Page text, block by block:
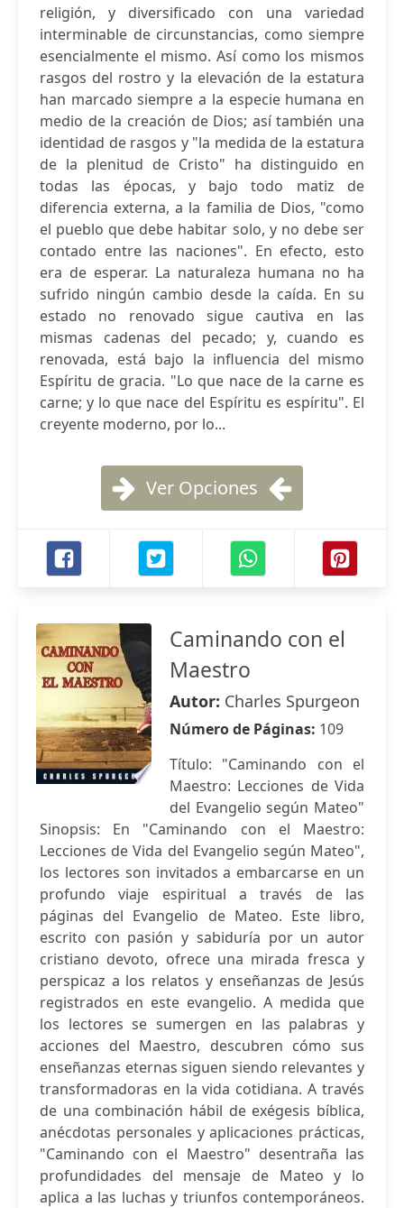
religión, y diversificado con una variedad
interminable de circunstancias, como siempre
esencialmente el mismo. Así como los mismos
rasgos del rostro y la elevación de la estatura
han marcado siempre a la especie humana en
medio de la creación de Dios; así también una
identidad de rasgos y "la medida de la estatura
de la plenitud de Cristo" ha distinguido en
todas las épocas, y bajo todo matiz de
diferencia externa, a la familia de Dios, "como
el pueblo que debe habitar solo, y no debe ser
contado entre las naciones". En efecto, esto
era de esperar. La naturaleza humana no ha
sufrido ningún cambio desde la caída. En su
estado no renovado sigue cautiva en las
mismas cadenas del pecado; y, cuando es
renovada, está bajo la influencia del mismo
Espíritu de gracia. "Lo que nace de la carne es
carne; y lo que nace del Espíritu es espíritu". El
creyente moderno, por lo...
Ver Opciones
Caminando con el
Maestro
Autor: Charles Spurgeon
Número de Páginas: 109
Título: "Caminando con el
Maestro: Lecciones de Vida
del Evangelio según Mateo"
Sinopsis: En "Caminando con el Maestro:
Lecciones de Vida del Evangelio según Mateo",
los lectores son invitados a embarcarse en un
profundo viaje espiritual a través de las
páginas del Evangelio de Mateo. Este libro,
escrito con pasión y sabiduría por un autor
cristiano devoto, ofrece una mirada fresca y
perspicaz a los relatos y enseñanzas de Jesús
registrados en este evangelio. A medida que
los lectores se sumergen en las palabras y
acciones del Maestro, descubren cómo sus
enseñanzas eternas siguen siendo relevantes y
transformadoras en la vida cotidiana. A través
de una combinación hábil de exégesis bíblica,
anécdotas personales y aplicaciones prácticas,
"Caminando con el Maestro" desentraña las
profundidades del mensaje de Mateo y lo
aplica a las luchas y triunfos contemporáneos.